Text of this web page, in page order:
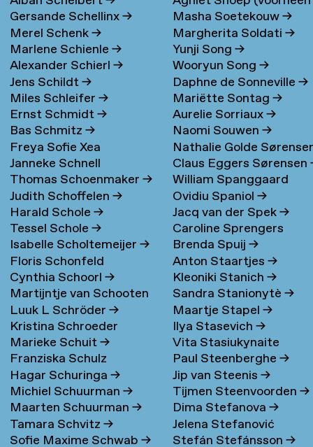
Gersande Schellinx→
Merel Schenk→
Marlene Schienle→
Alexander Schierl→
Jens Schildt→
Miles Schleifer→
Ernst Schmidt→
Bas Schmitz→
Freya Sofie Xea
Schneevoigt→
Janneke Schnell
Thomas Schoenmaker→
Judith Schoffelen→
Harald Schole→
Tessel Schole→
Isabelle Scholtemeijer→
Floris Schonfeld
Cynthia Schoorl→
Martijntje van Schooten
→
Luuk L Schröder→
Kristina Schroeder
Marieke Schuit→
Franziska Schulz
Hagar Schuringa→
Michiel Schuurman→
Maarten Schuurman→
Tamara Schvitz→
Sofie Maxime Schwab→
Meijerman)→
Masha Soetekouw→
Margherita Soldati→
Yunji Song→
Wooryun Song→
Daphne de Sonneville→
Mariëtte Sontag→
Aurelie Sorriaux→
Naomi Souwen→
Nathalie Golde
→
Claus Eggers Sørensen
William Spanggaard
Nielsen→
Ovidiu Spaniol→
Jacq van der Spek→
Caroline Sprengers
Brenda Spuij→
Anton Staartjes→
Kleoniki Stanich→
Sandra Stanionytè→
Maartje Stapel→
Ilya Stasevich→
Vita Stasiukynaite
Paul Steenberghe→
Jip van Steenis→
Tijmen Steenvoorden→
Dima Stefanova→
Jelena Stefanović
Stefán Stefánsson→